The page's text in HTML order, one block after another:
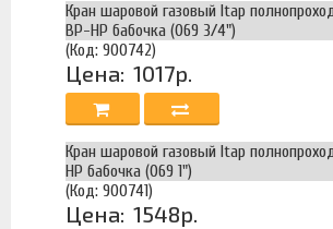
Кран шаровой газовый Itap
ВР-НР бабочка (069 3/4")
(Код: 900742)
Цена: 1017р.
Кран шаровой газовый Itap
НР бабочка (069 1")
(Код: 900741)
Цена: 1548р.